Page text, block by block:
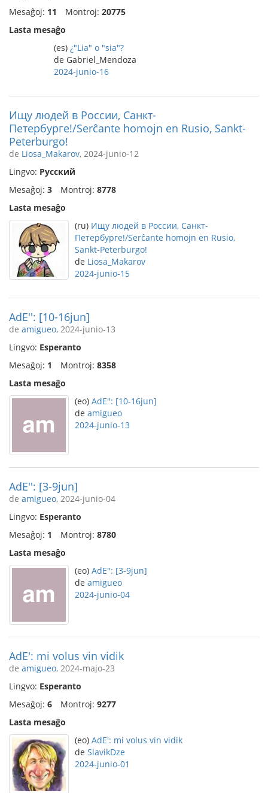
Mesaĝoj: 11 Montroj: 20775
Lasta mesaĝo
(es) ¿"Lia" o "sia"?
de Gabriel_Mendoza
2024-junio-16
Ищу людей в России, Санкт-
Петербурге!/Serĉante homojn en Rusio, Sankt-
Peterburgo!
de Liosa_Makarov, 2024-junio-12
Lingvo: Русский
Mesaĝoj: 3 Montroj: 8778
Lasta mesaĝo
(ru) Ищу людей в России, Санкт-
Петербурге!/Serĉante homojn en Rusio,
Sankt-Peterburgo!
de Liosa_Makarov
2024-junio-15
AdE'': [10-16jun]
de amigueo, 2024-junio-13
Lingvo: Esperanto
Mesaĝoj: 1 Montroj: 8358
Lasta mesaĝo
(eo) AdE'': [10-16jun]
de amigueo
2024-junio-13
AdE'': [3-9jun]
de amigueo, 2024-junio-04
Lingvo: Esperanto
Mesaĝoj: 1 Montroj: 8780
Lasta mesaĝo
(eo) AdE'': [3-9jun]
de amigueo
2024-junio-04
AdE': mi volus vin vidik
de amigueo, 2024-majo-23
Lingvo: Esperanto
Mesaĝoj: 6 Montroj: 9277
Lasta mesaĝo
(eo) AdE': mi volus vin vidik
de SlavikDze
2024-junio-01